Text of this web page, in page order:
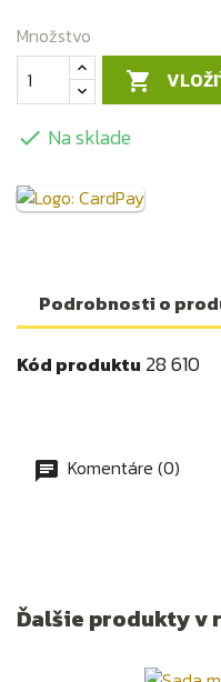
Množstvo

 Na sklade
Podrobnosti o
Kód produktu 28 610
Komentáre (0)
Ďalšie produkty v